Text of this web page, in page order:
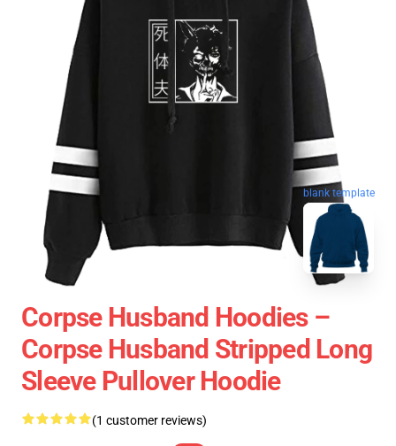
blank template
Corpse Husband Hoodies –
Corpse Husband Stripped Long
Sleeve Pullover Hoodie
(1 customer reviews)